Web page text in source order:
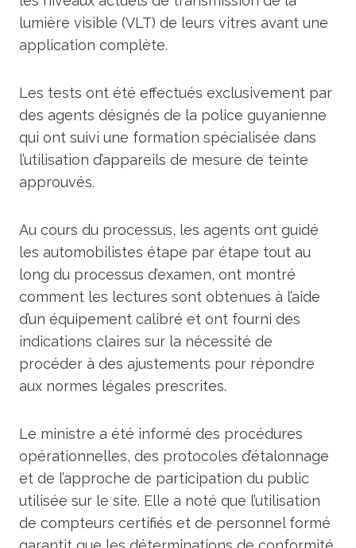
lumière visible (VLT) de leurs vitres avant une
application complète.
Les tests ont été effectués exclusivement par
des agents désignés de la police guyanienne
qui ont suivi une formation spécialisée dans
l’utilisation d’appareils de mesure de teinte
approuvés.
Au cours du processus, les agents ont guidé
les automobilistes étape par étape tout au
long du processus d’examen, ont montré
comment les lectures sont obtenues à l’aide
d’un équipement calibré et ont fourni des
indications claires sur la nécessité de
procéder à des ajustements pour répondre
aux normes légales prescrites.
Le ministre a été informé des procédures
opérationnelles, des protocoles d’étalonnage
et de l’approche de participation du public
utilisée sur le site. Elle a noté que l’utilisation
de compteurs certifiés et de personnel formé